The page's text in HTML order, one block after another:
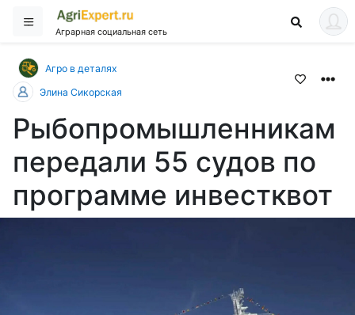
Аграрная социальная сеть
Агро в деталях
Элина Сикорская
Рыбопромышленникам
передали 55 судов по
программе инвестквот